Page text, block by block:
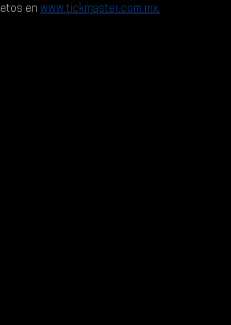
en www.tickmaster.com.mx.